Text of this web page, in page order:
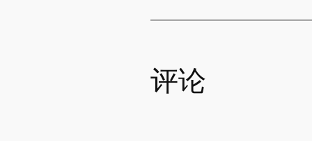
评论